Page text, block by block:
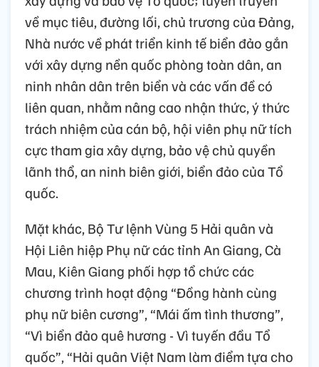
về mục tiêu, đường lối, chủ trương của Đảng,
Nhà nước về phát triển kinh tế biển đảo gắn
với xây dựng nền quốc phòng toàn dân, an
ninh nhân dân trên biển và các vấn đề có
liên quan, nhằm nâng cao nhận thức, ý thức
trách nhiệm của cán bộ, hội viên phụ nữ tích
cực tham gia xây dựng, bảo vệ chủ quyền
lãnh thổ, an ninh biên giới, biển đảo của Tổ
quốc.
Mặt khác, Bộ Tư lệnh Vùng 5 Hải quân và
Hội Liên hiệp Phụ nữ các tỉnh An Giang, Cà
Mau, Kiên Giang phối hợp tổ chức các
chương trình hoạt động “Đồng hành cùng
phụ nữ biên cương”, “Mái ấm tình thương”,
“Vì biển đảo quê hương - Vì tuyến đầu Tổ
quốc”, “Hải quân Việt Nam làm điểm tựa cho